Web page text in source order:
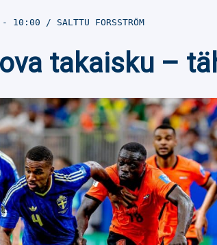
- 10:00 SALTTU FORSSTRÖM
takaisku –